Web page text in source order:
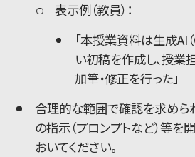
表示例（教員）：
「本授業資料は生成AI
い初稿を作成し、授業
加筆・修正を行った」
合理的な範囲で確認を求めら
の指示（プロンプトなど）等を
おいてください。